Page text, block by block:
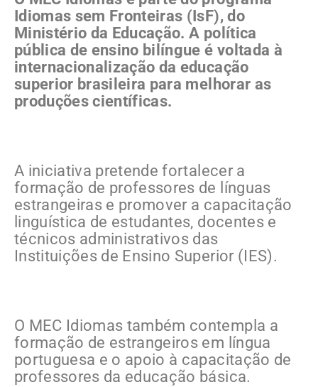
Idiomas sem Fronteiras (IsF), do
Ministério da Educação. A política
pública de ensino bilíngue é voltada à
internacionalização da educação
superior brasileira para melhorar as
produções científicas.
A iniciativa pretende fortalecer a
formação de professores de línguas
estrangeiras e promover a capacitação
linguística de estudantes, docentes e
técnicos administrativos das
Instituições de Ensino Superior (IES).
O MEC Idiomas também contempla a
formação de estrangeiros em língua
portuguesa e o apoio à capacitação de
professores da educação básica.